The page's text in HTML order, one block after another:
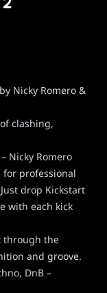
Nicky Romero &
clashing,
Nicky Romero
professional
drop Kickstart
with each kick
through the
and groove.
DnB –